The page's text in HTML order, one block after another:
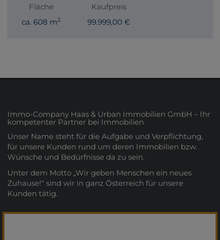
Fläche
ca. 608 m2
Kaufpreis
99.999,00 €
Immo-Company Haas & Urban Immobilien GmbH – Ihr
kompetenter Partner bei Immobilien
Unser Name steht für die Aufgabe und Verpflichtung,
für unsere Kunden rund um deren Immobilien bzw.
Wünsche und Bedürfnisse da zu sein.
Unter dem Motto „Wir geben Menschen ein neues
Zuhause!“ sind wir in ganz Österreich für unsere
Kunden tätig.